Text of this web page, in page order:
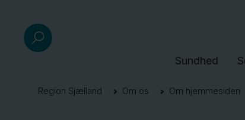
Sundhed
Region Sjælland Om os Om hjemmesiden